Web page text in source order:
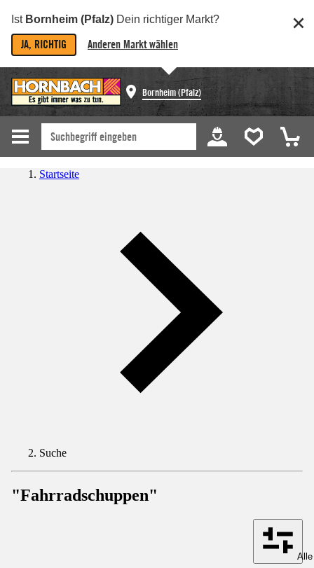
Ist Bornheim (Pfalz) Dein richtiger Markt?
JA, RICHTIG Anderen Markt wählen
Bornheim (Pfalz)
Startseite
Suche
"Fahrradschuppen"